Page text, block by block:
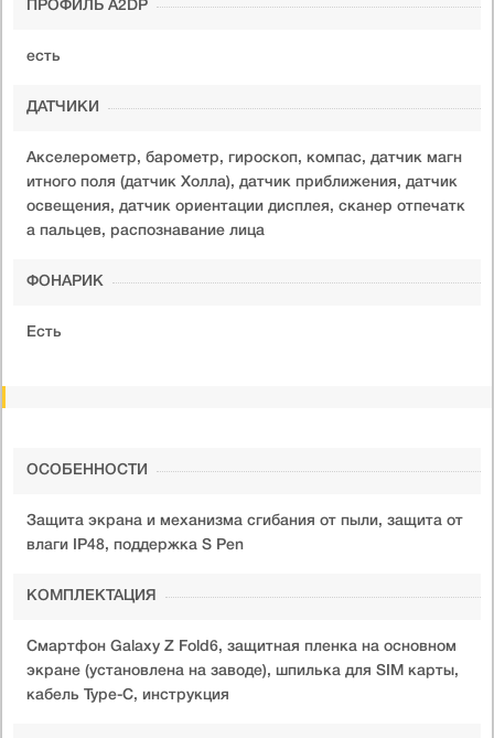
ПРОФИЛЬ A2DP
есть
ДАТЧИКИ
Акселерометр, барометр, гироскоп, компас, датчик магн
итного поля (датчик Холла), датчик приближения, датчик
освещения, датчик ориентации дисплея, сканер отпечатк
а пальцев, распознавание лица
ФОНАРИК
Есть
ОСОБЕННОСТИ
Защита экрана и механизма сгибания от пыли, защита от
влаги IP48, поддержка S Pen
КОМПЛЕКТАЦИЯ
Смартфон Galaxy Z Fold6, защитная пленка на основном
экране (установлена на заводе), шпилька для SIM карты,
кабель Type-C, инструкция